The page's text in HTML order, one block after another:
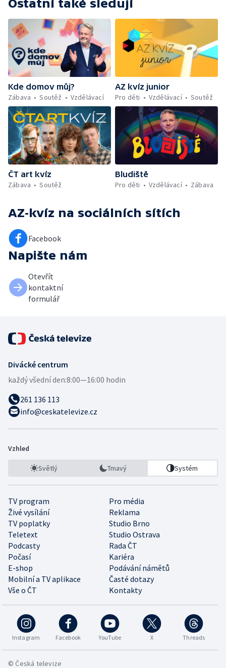
Ostatní také sledují
Kde domov můj?
Zábava
Soutěž Vzdělávací
AZ kvíz junior
Pro děti
Vzdělávací Soutěž
ČT art kvíz
Zábava
Soutěž
Bludiště
Pro děti
Vzdělávací Zábava
AZ-kvíz na sociálních sítích
Facebook
Napište nám
Otevřít
kontaktní
formulář
Divácké centrum
každý všední den:8:00—16:00 hodin
261 136 113
info@ceskatelevize.cz
Vzhled
Světlý Tmavý Systém
TV program
Pro média
Živé vysílání
Reklama
TV poplatky
Studio Brno
Teletext
Studio Ostrava
Podcasty
Rada ČT
Počasí
Kariéra
E-shop
Podávání námětů
Mobilní a TV aplikace
Časté dotazy
Vše o ČT
Kontakty
Instagram Facebook YouTube X Threads
© Česká televize